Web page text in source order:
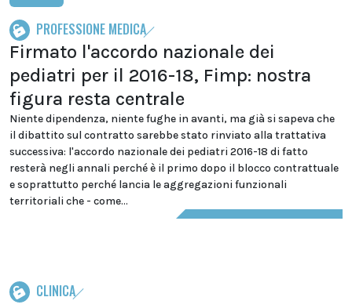
PROFESSIONE MEDICA
Firmato l'accordo nazionale dei
pediatri per il 2016-18, Fimp: nostra
figura resta centrale
Niente dipendenza, niente fughe in avanti, ma già si sapeva che
il dibattito sul contratto sarebbe stato rinviato alla trattativa
successiva: l'accordo nazionale dei pediatri 2016-18 di fatto
resterà negli annali perché è il primo dopo il blocco contrattuale
e soprattutto perché lancia le aggregazioni funzionali
territoriali che - come...
CLINICA